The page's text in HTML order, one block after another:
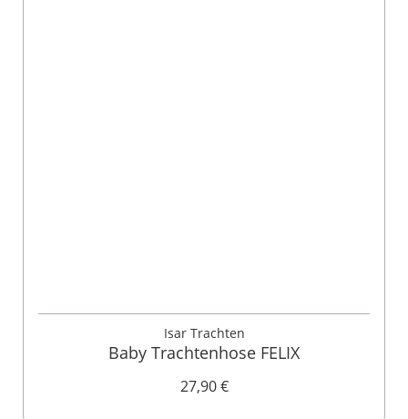
Isar Trachten
Baby Trachtenhose FELIX
27,90 €